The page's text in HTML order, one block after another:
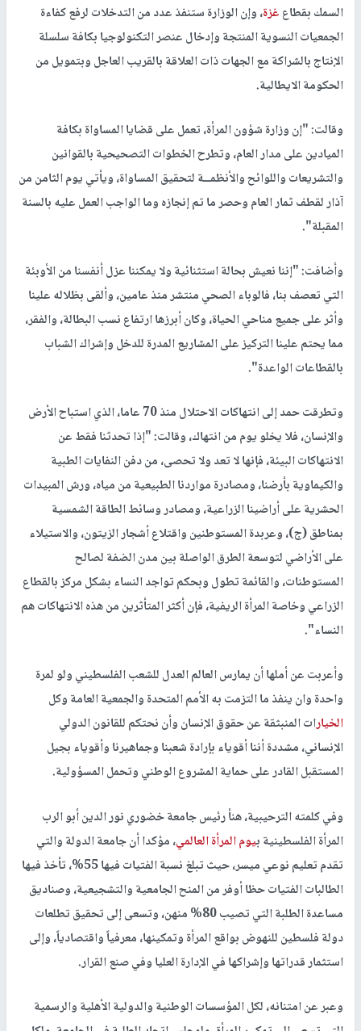
السمك بقطاعغزة، وإن الوزارة ستنفذ عدد من التدخلات لرفع كفاءة
الجمعيات النسوية المنتجة وإدخال عنصر التكنولوجيا بكافة سلسلة
الإنتاج بالشراكة مع الجهات ذات العلاقة بالقريب العاجل وبتمويل من
الحكومة الايطالية.
وقالت: "إن وزارة شؤون المرأة، تعمل على قضايا المساواة بكافة
الميادين على مدار العام، وتطرح الخطوات التصحيحية بالقوانين
والتشريعات واللوائح والأنظمــة لتحقيق المساواة، ويأتي يوم الثامن من
آذار لقطف ثمار العام وحصر ما تم إنجازه وما الواجب العمل عليه بالسنة
المقبلة".
وأضافت: "إننا نعيش بحالة استثنائية ولا يمكننا عزل أنفسنا من الأوبئة
التي تعصف بنا، فالوباء الصحي منتشر منذ عامين، وألقى بظلاله علينا
وأثر على جميع مناحي الحياة، وكان أبرزها ارتفاع نسب البطالة، والفقر،
مما يحتم علينا التركيز على المشاريع المدرة للدخل وإشراك الشباب
بالقطاعات الواعدة".
وتطرقت حمد إلى انتهاكات الاحتلال منذ 70 عاما، الذي استباح الأرض
والإنسان، فلا يخلو يوم من انتهاك، وقالت: "إذا تحدثنا فقط عن
الانتهاكات البيئة، فإنها لا تعد ولا تحصى، من دفن النفايات الطبية
والكيماوية بأرضنا، ومصادرة مواردنا الطبيعية من مياه، ورش المبيدات
الحشرية على أراضينا الزراعية، ومصادر وسائط الطاقة الشمسية
بمناطق (ج)، وعربدة المستوطنين واقتلاع أشجار الزيتون، والاستيلاء
على الأراضي لتوسعة الطرق الواصلة بين مدن الضفة لصالح
المستوطنات، والقائمة تطول وبحكم تواجد النساء بشكل مركز بالقطاع
الزراعي وخاصة المرأة الريفية، فإن أكثر المتأثرين من هذه الانتهاكات هم
النساء".
وأعربت عن أملها أن يمارس العالم العدل للشعب الفلسطيني ولو لمرة
واحدة وان ينفذ ما التزمت به الأمم المتحدة والجمعية العامة وكل
الخيارات المنبثقة عن حقوق الإنسان وأن نحتكم للقانون الدولي
الإنساني، مشددة أننا أقوياء بإرادة شعبنا وجماهيرنا وأقوياء بجيل
المستقبل القادر على حماية المشروع الوطني وتحمل المسؤولية.
وفي كلمته الترحيبية، هنأ رئيس جامعة خضوري نور الدين أبو الرب
المرأة الفلسطينية بيوم المرأة العالمي، مؤكدا أن جامعة الدولة والتي
تقدم تعليم نوعي ميسر، حيث تبلغ نسبة الفتيات فيها 55%، تأخذ فيها
الطالبات الفتيات حظا أوفر من المنح الجامعية والتشجيعية، وصناديق
مساعدة الطلبة التي تصيب 80% منهن، وتسعى إلى تحقيق تطلعات
دولة فلسطين للنهوض بواقع المرأة وتمكينها، معرفياً واقتصادياً، وإلى
استثمار قدراتها وإشراكها في الإدارة العليا وفي صنع القرار.
وعبر عن امتنانه، لكل المؤسسات الوطنية والدولية الأهلية والرسمية